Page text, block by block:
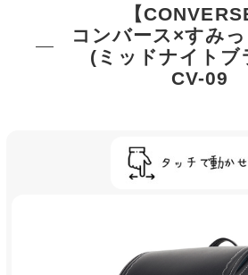
【
コンバース×すみ
(ミッドナイトブ
CV-09